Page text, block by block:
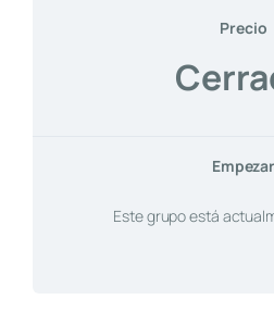
Precio
Empezar
Este grupo está